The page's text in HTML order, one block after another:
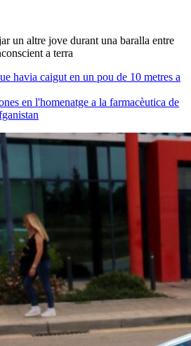
un altre jove durant una baralla entre
a terra
havia caigut en un pou de 10 metres a
en l'homenatge a la farmacèutica de